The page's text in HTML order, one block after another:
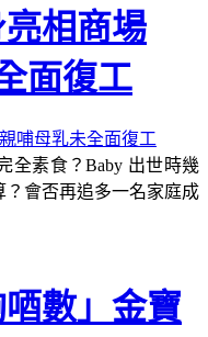
相商場
面復工
全素食？Baby 出世時幾
會否再追多一名家庭成
數」金寶